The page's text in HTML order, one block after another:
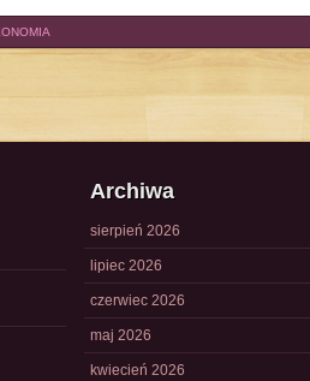
Archiwa
sierpień 2026
lipiec 2026
czerwiec 2026
maj 2026
kwiecień 2026